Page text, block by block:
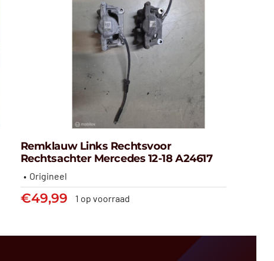
Remklauw links rechtsvoor
rechtsachter Mercedes 12-18
€49,99
Remklauw Links Rechtsvoor
Rechtsachter Mercedes 12-18 A24617
Origineel
€49,99 1 op voorraad